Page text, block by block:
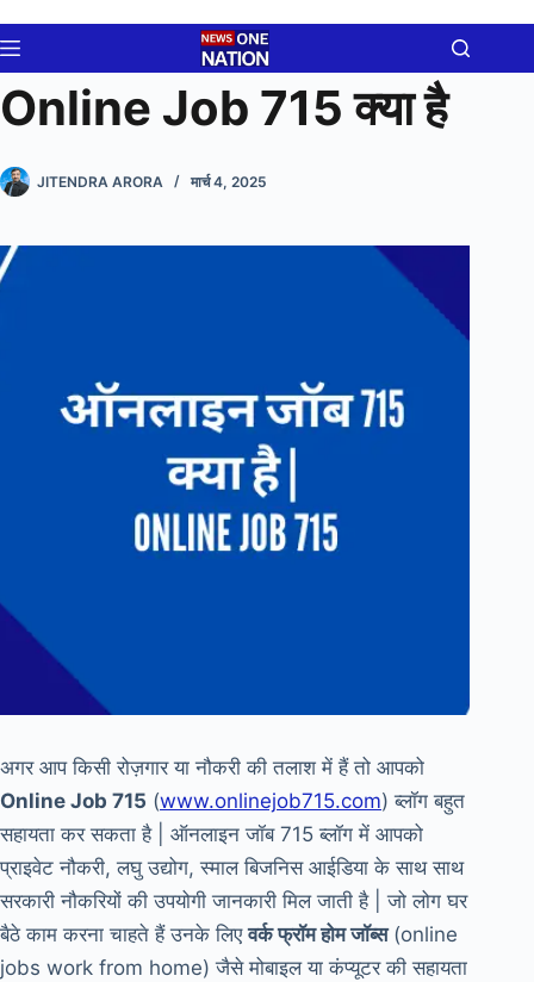
to
Online Job 715 क्या है
JITENDRA ARORA मार्च 4, 2025
अगर आप किसी रोज़गार या नौकरी की तलाश में हैं तो आपको
Online Job 715 (www.onlinejob715.com) ब्लॉग बहुत
सहायता कर सकता है | ऑनलाइन जॉब 715 ब्लॉग में आपको
प्राइवेट नौकरी, लघु उद्योग, स्माल बिजनिस आईडिया के साथ साथ
सरकारी नौकरियों की उपयोगी जानकारी मिल जाती है | जो लोग घर
बैठे काम करना चाहते हैं उनके लिएवर्क फ्रॉम होम जॉब्स(online
jobs work from home) जैसे मोबाइल या कंप्यूटर की सहायता